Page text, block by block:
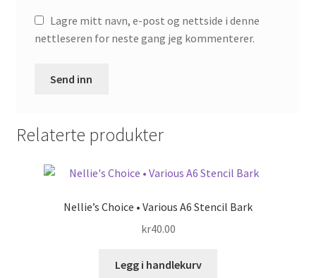
Lagre mitt navn, e-post og nettside i denne
nettleseren for neste gang jeg kommenterer.
Relaterte produkter
Nellie’s Choice • Various A6 Stencil Bark
kr40.00
Legg i handlekurv